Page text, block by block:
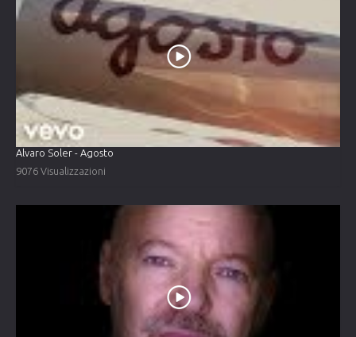
Alvaro Soler - Agosto
9076 Visualizzazioni